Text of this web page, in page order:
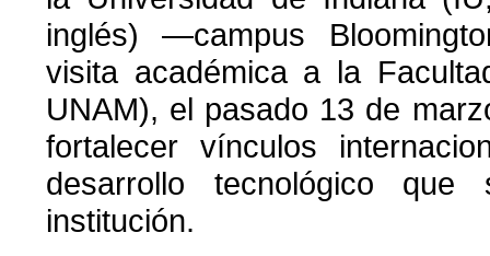
inglés) —campus
visita académica a la
UNAM), el pasado 13 de
fortalecer vínculos
desarrollo tecnológico
institución.